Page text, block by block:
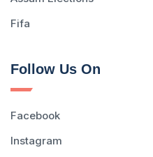
Fifa
Follow Us On
Facebook
Instagram